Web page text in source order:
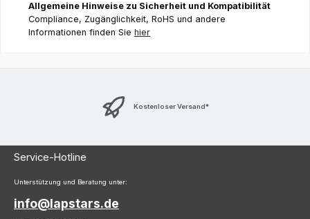
Allgemeine Hinweise zu Sicherheit und Kompatibilität
Compliance, Zugänglichkeit, RoHS und andere
Informationen finden Sie hier
Kostenloser Versand*
Service-Hotline
Unterstützung und Beratung unter:
info@lapstars.de